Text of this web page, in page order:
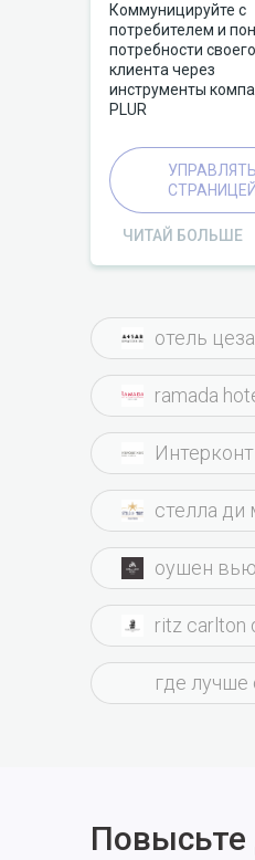
Коммуницируйте с
потребителем и
потребности своего
клиента через
инструменты
PLUR
УПРАВЛЯТЬ
СТРАНИЦЕЙ
ЧИТАЙ БОЛЬШЕ
отель
ramada
стелла ди
оушен
ritz carlton
где
Повысьте